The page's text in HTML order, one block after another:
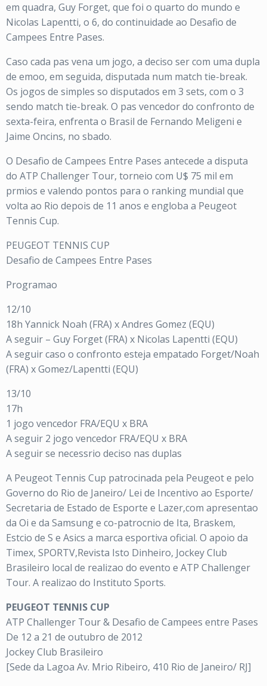
em quadra, Guy Forget, que foi o quarto do mundo e
Nicolas Lapentti, o 6, do continuidade ao Desafio de
Campees Entre Pases.
Caso cada pas vena um jogo, a deciso ser com uma dupla
de emoo, em seguida, disputada num match tie-break.
Os jogos de simples so disputados em 3 sets, com o 3
sendo match tie-break. O pas vencedor do confronto de
sexta-feira, enfrenta o Brasil de Fernando Meligeni e
Jaime Oncins, no sbado.
O Desafio de Campees Entre Pases antecede a disputa
do ATP Challenger Tour, torneio com U$ 75 mil em
prmios e valendo pontos para o ranking mundial que
volta ao Rio depois de 11 anos e engloba a Peugeot
Tennis Cup.
PEUGEOT TENNIS CUP
Desafio de Campees Entre Pases
Programao
12/10
18h Yannick Noah (FRA) x Andres Gomez (EQU)
A seguir – Guy Forget (FRA) x Nicolas Lapentti (EQU)
A seguir caso o confronto esteja empatado Forget/Noah
(FRA) x Gomez/Lapentti (EQU)
13/10
17h
1 jogo vencedor FRA/EQU x BRA
A seguir 2 jogo vencedor FRA/EQU x BRA
A seguir se necessrio deciso nas duplas
A Peugeot Tennis Cup patrocinada pela Peugeot e pelo
Governo do Rio de Janeiro/ Lei de Incentivo ao Esporte/
Secretaria de Estado de Esporte e Lazer,com apresentao
da Oi e da Samsung e co-patrocnio de Ita, Braskem,
Estcio de S e Asics a marca esportiva oficial. O apoio da
Timex, SPORTV,Revista Isto Dinheiro, Jockey Club
Brasileiro local de realizao do evento e ATP Challenger
Tour. A realizao do Instituto Sports.
PEUGEOT TENNIS CUP
ATP Challenger Tour & Desafio de Campees entre Pases
De 12 a 21 de outubro de 2012
Jockey Club Brasileiro
[Sede da Lagoa Av. Mrio Ribeiro, 410 Rio de Janeiro/ RJ]